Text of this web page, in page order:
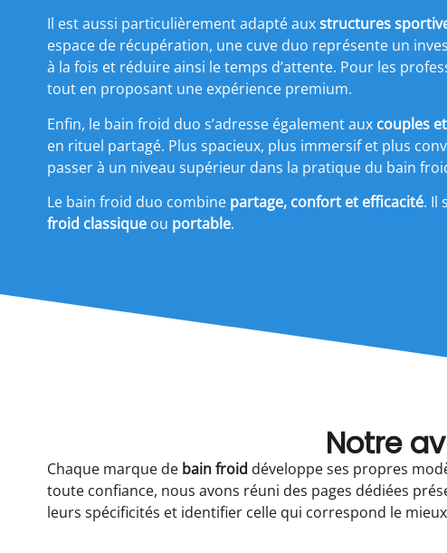
Il est aussi particulièrement adapté auxstructures
espace de récupération, une cuve duo représente un
à la fois et réduire ainsi le temps d’attente. Pour les
tout en proposant une expérience premium.
Enfin, le bain froid duo s’adresse également aux couples
en rituel partagé. Plus spacieux, plus immersif et plus
passer à un niveau supérieur dans la pratique du bain
Le bain froid duo combine partage, confort et efficacité. Il
froid classique ou portable.
Notre
Chaque marque de bain froid développe ses propres
toute confiance, nous avons réuni des pages dédiées
leurs spécificités et identifier celle qui correspond le